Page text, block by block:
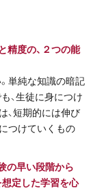
精度の、２つの能
単純な知識の暗記
、生徒に身につけ
、短期的には伸び
つけていくもの
の早い段階から
想定した学習を心